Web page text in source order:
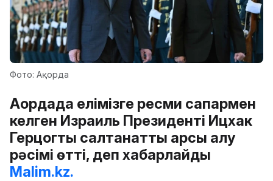
Фото: Ақорда
Ақордада елімізге ресми сапармен
келген Израиль Президенті Ицхак
Герцогты салтанатты қарсы алу
рәсімі өтті, деп хабарлайды
Malim.kz.